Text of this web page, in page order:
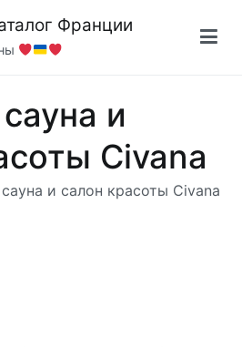
Франции
и
Civana
сауна и салон красоты Civana